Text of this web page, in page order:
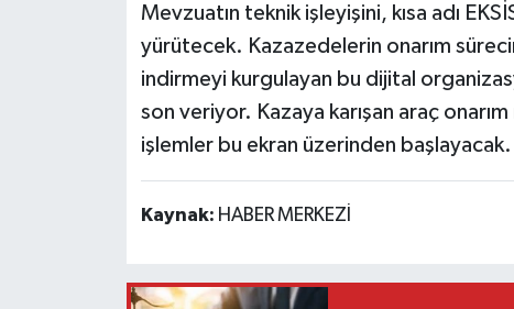
Mevzuatın teknik işleyişini, kısa adı
yürütecek. Kazazedelerin onarım
indirmeyi kurgulayan bu dijital
son veriyor. Kazaya karışan araç
işlemler bu ekran üzerinden başlayacak.
Kaynak: HABER MERKEZİ